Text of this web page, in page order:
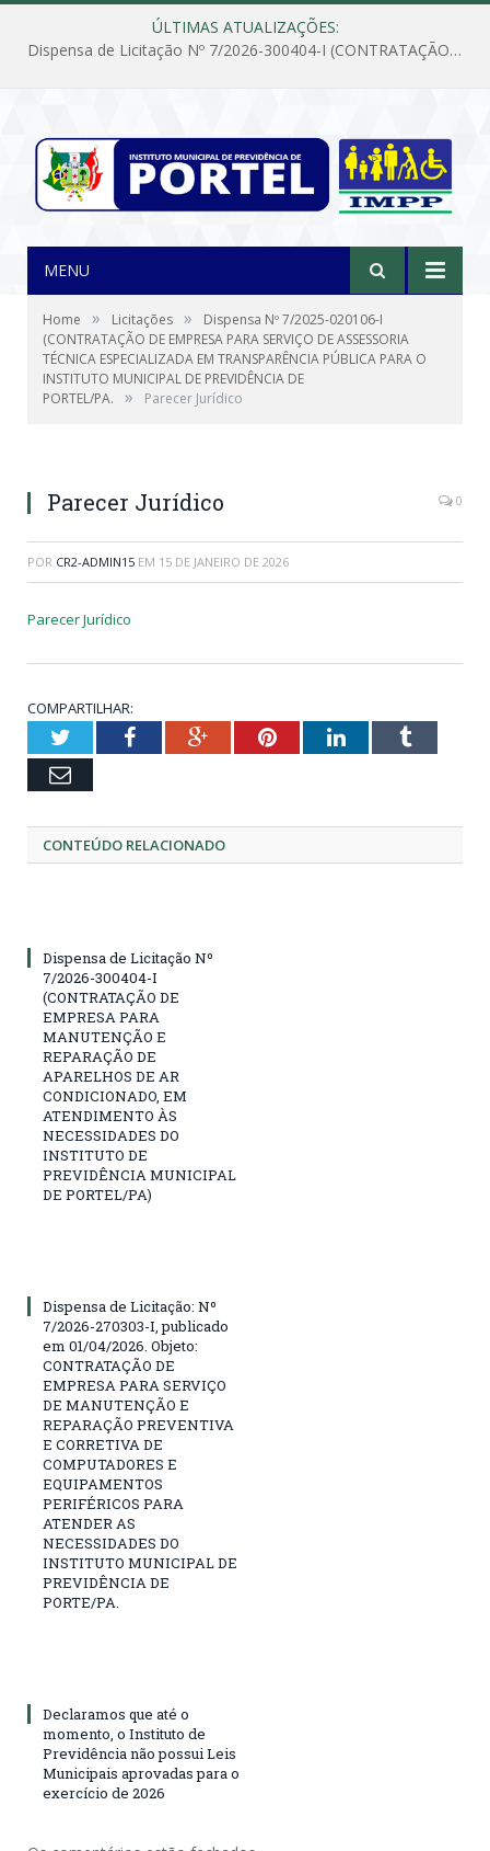
ÚLTIMAS ATUALIZAÇÕES:
Dispensa de Licitação Nº 7/2026-300404-I (CONTRATAÇÃO DE EMPRESA PARA MANUTENÇÃO E REPARAÇÃO DE APARELHOS DE AR CONDICIONADO, EM ATENDIMENTO ÀS NECESSIDADES DO INSTITUTO DE PREVIDÊNCIA MUNICIPAL DE PORTEL/PA)
MENU
Home » Licitações »
Dispensa Nº 7/2025-020106-I
(CONTRATAÇÃO DE EMPRESA PARA SERVIÇO DE ASSESSORIA
TÉCNICA ESPECIALIZADA EM TRANSPARÊNCIA PÚBLICA PARA O
INSTITUTO MUNICIPAL DE PREVIDÊNCIA DE
PORTEL/PA.
» Parecer Jurídico
Parecer Jurídico 0
POR CR2-ADMIN15 EM 15 DE JANEIRO DE 2026
Parecer Jurídico
COMPARTILHAR:
TwitterFacebookGoogle+PinterestLinkedInTumblr
Email
CONTEÚDO RELACIONADO
Dispensa de Licitação Nº
7/2026-300404-I
(CONTRATAÇÃO DE
EMPRESA PARA
MANUTENÇÃO E
REPARAÇÃO DE
APARELHOS DE AR
CONDICIONADO, EM
ATENDIMENTO ÀS
NECESSIDADES DO
INSTITUTO DE
PREVIDÊNCIA MUNICIPAL
DE PORTEL/PA)
Dispensa de Licitação: Nº
7/2026-270303-I, publicado
em 01/04/2026. Objeto:
CONTRATAÇÃO DE
EMPRESA PARA SERVIÇO
DE MANUTENÇÃO E
REPARAÇÃO PREVENTIVA
E CORRETIVA DE
COMPUTADORES E
EQUIPAMENTOS
PERIFÉRICOS PARA
ATENDER AS
NECESSIDADES DO
INSTITUTO MUNICIPAL DE
PREVIDÊNCIA DE
PORTE/PA.
Declaramos que até o
momento, o Instituto de
Previdência não possui Leis
Municipais aprovadas para o
exercício de 2026